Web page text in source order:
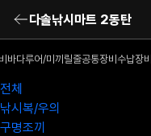
다솔낚시마트 2동탄
바다루어/미끼 릴줄공통장비 수납장비
전체
낚시복/우의
구명조끼